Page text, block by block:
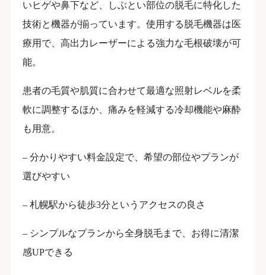
いヒゲや鼻下など、しぶとい部位の脱毛に特化した
技術と機器が揃っています。使用する脱毛機器は医
療用で、高出力レーザーによる強力な毛根破壊が可
能。
患者の毛質や肌質に合わせて最適な照射レベルを柔
軟に調整するほか、痛みを軽減する冷却機能や麻酔
も用意。
– 分かりやすい料金設定で、希望の部位やプランが
選びやすい
– 札幌駅から徒歩3分というアクセスの良さ
– シンプルなプランから全身脱毛まで、お得に清潔
感UPできる